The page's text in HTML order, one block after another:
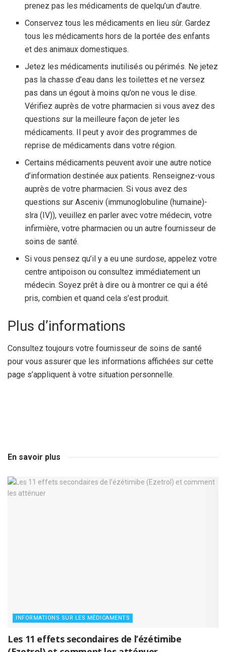
prenez pas les médicaments de quelqu’un d’autre.
Conservez tous les médicaments en lieu sûr. Gardez
tous les médicaments hors de la portée des enfants
et des animaux domestiques.
Jetez les médicaments inutilisés ou périmés. Ne jetez
pas la chasse d’eau dans les toilettes et ne versez
pas dans un égout à moins qu’on ne vous le dise.
Vérifiez auprès de votre pharmacien si vous avez des
questions sur la meilleure façon de jeter les
médicaments. Il peut y avoir des programmes de
reprise de médicaments dans votre région.
Certains médicaments peuvent avoir une autre notice
d’information destinée aux patients. Renseignez-vous
auprès de votre pharmacien. Si vous avez des
questions sur Asceniv (immunoglobuline (humaine)-
slra (IV)), veuillez en parler avec votre médecin, votre
infirmière, votre pharmacien ou un autre fournisseur de
soins de santé.
Si vous pensez qu’il y a eu une surdose, appelez votre
centre antipoison ou consultez immédiatement un
médecin. Soyez prêt à dire ou à montrer ce qui a été
pris, combien et quand cela s’est produit.
Plus d’informations
Consultez toujours votre fournisseur de soins de santé
pour vous assurer que les informations affichées sur cette
page s’appliquent à votre situation personnelle.
En savoir plus
INFORMATIONS SUR LES MÉDICAMENTS
Les 11 effets secondaires de l’ézétimibe